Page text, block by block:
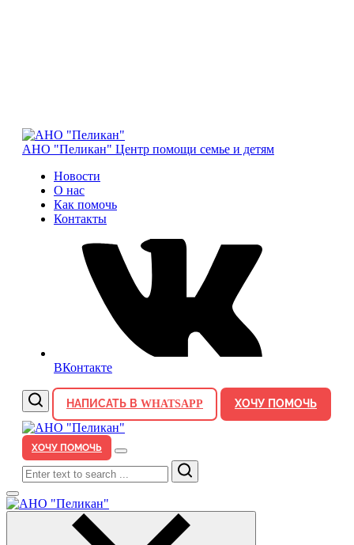
АНО "Пеликан" Центр помощи семье и детям
Новости
О нас
Как помочь
Контакты
ВКонтакте
НАПИСАТЬ В WHATSAPP ХОЧУ ПОМОЧЬ
ХОЧУ ПОМОЧЬ
Search